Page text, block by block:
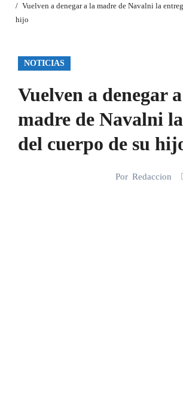
Vuelven a denegar a la madre de Navalni la
hijo
NOTICIAS
Vuelven a denegar
madre de Navalni
del cuerpo de su
Por Redaccion